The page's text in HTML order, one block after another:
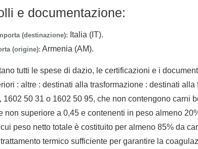
e documentazione:
(destinazione): Italia (IT).
(origine): Armenia (AM).
tutti le spese di dazio, le certificazioni e i
: altre : destinati alla trasformazione : destinati
1602 50 31 o 1602 50 95, che non contengono carni
non superiore a 0,45 e contenenti in peso almeno
peso netto totale è costituito per almeno 85% da
termico sufficiente per garantire la